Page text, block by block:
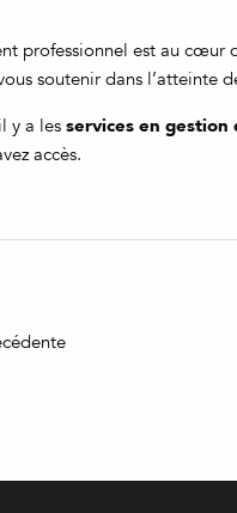
professionnel est au cœur
soutenir dans l’atteinte
y a les services en gestion
accès.